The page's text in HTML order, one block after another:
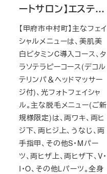
ートサロン】エステ…
【甲府市中村町】主なフェイ
シャルメニューは、美肌美
白ビタミンC導入コース、タ
ラソテラピーコース(デコル
テリンパ＆ヘッドマッサー
ジ付)、光フォトフェイシャ
ル。主な脱毛メニュー(ご新
規様限定)は、両ワキ、両ヒ
ジ下、両ヒジ上、うなじ、両
手指甲、その他S・Mパー
ツ、両ヒザ上、両ヒザ下、V・
I・O、その他Lパーツ。全身